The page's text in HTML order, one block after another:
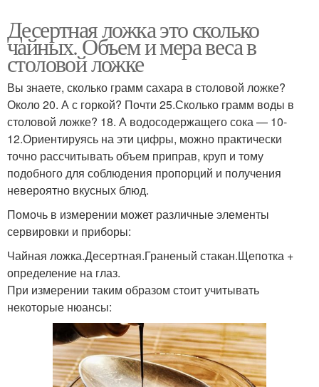
Десертная ложка это сколько
чайных. Объем и мера веса в
столовой ложке
Вы знаете, сколько грамм сахара в столовой ложке?
Около 20. А с горкой? Почти 25.Сколько грамм воды в
столовой ложке? 18. А водосодержащего сока — 10-
12.Ориентируясь на эти цифры, можно практически
точно рассчитывать объем приправ, круп и тому
подобного для соблюдения пропорций и получения
невероятно вкусных блюд.
Помочь в измерении может различные элементы
сервировки и приборы:
Чайная ложка.Десертная.Граненый стакан.Щепотка +
определение на глаз.
При измерении таким образом стоит учитывать
некоторые нюансы: